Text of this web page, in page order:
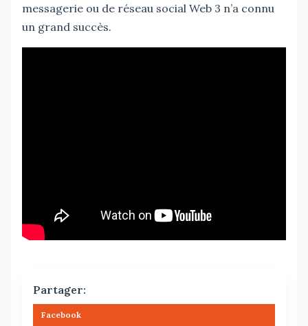
messagerie ou de réseau social Web 3 n’a connu
un grand succès.
Partager:
Facebook